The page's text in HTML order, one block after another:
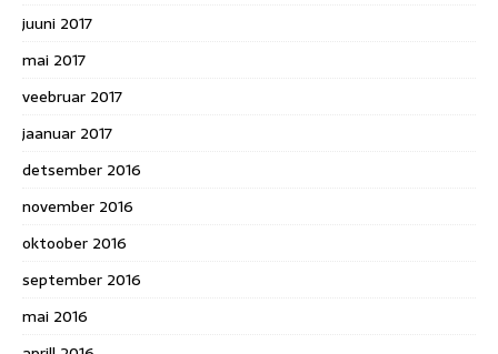
juuni 2017
mai 2017
veebruar 2017
jaanuar 2017
detsember 2016
november 2016
oktoober 2016
september 2016
mai 2016